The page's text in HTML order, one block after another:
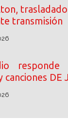
transmisión
canciones DE